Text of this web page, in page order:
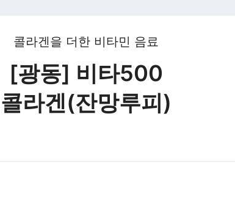
콜라겐을 더한 비타민 음료
[광동] 비타500
콜라겐(잔망루피)